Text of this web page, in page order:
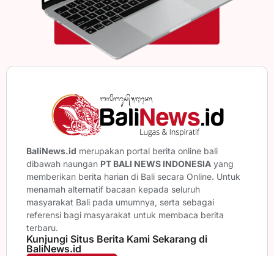
BaliNews.id merupakan portal berita online bali
dibawah naungan PT BALI NEWS INDONESIA yang
memberikan berita harian di Bali secara Online. Untuk
menamah alternatif bacaan kepada seluruh
masyarakat Bali pada umumnya, serta sebagai
referensi bagi masyarakat untuk membaca berita
terbaru.
Kunjungi Situs Berita Kami Sekarang di
BaliNews.id